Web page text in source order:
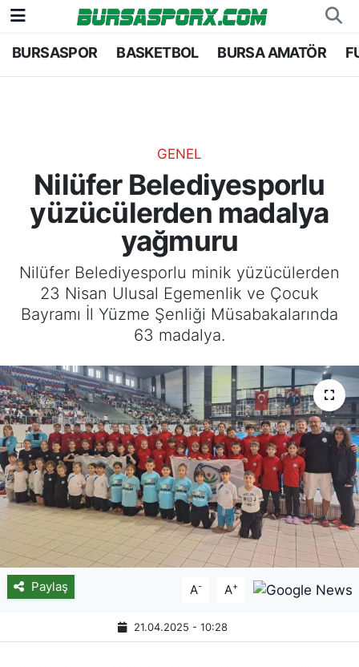
BURSASPOR BASKETBOL BURSA AMATÖR
GENEL
Nilüfer Belediyesporlu
yüzücülerden madalya
yağmuru
Nilüfer Belediyesporlu minik yüzücülerden
23 Nisan Ulusal Egemenlik ve Çocuk
Bayramı İl Yüzme Şenliği Müsabakalarında
63 madalya.
Paylaş A- A+
21.04.2025 - 10:28
Bursaspor
Bursa Amatör
Hentbol
Voleybol
Bursa Nöbetçi Eczaneler
Bursa Trafik Yoğunluk Haritası
TFF 1.Lig Puan Durumu ve Fikstür
Tüm Manşetler
Son Dakika Haberleri